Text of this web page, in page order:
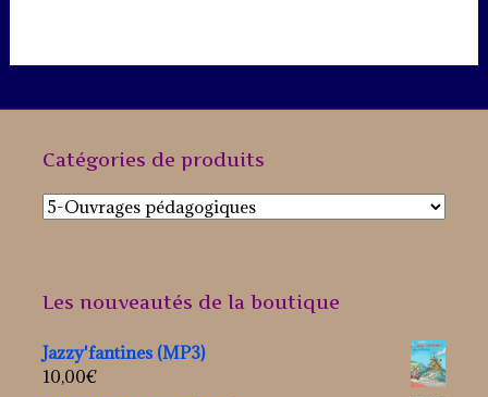
Catégories de produits
Les nouveautés de la boutique
Jazzy'fantines (MP3)
10,00€